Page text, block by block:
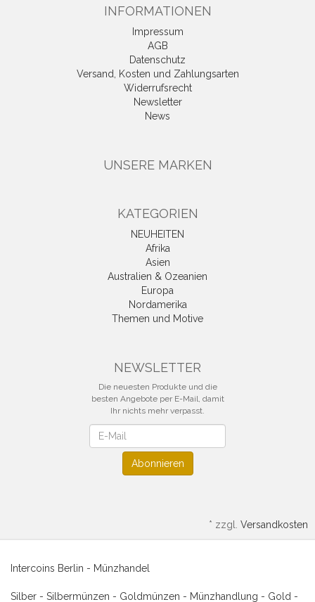
INFORMATIONEN
Impressum
AGB
Datenschutz
Versand, Kosten und Zahlungsarten
Widerrufsrecht
Newsletter
News
UNSERE MARKEN
KATEGORIEN
NEUHEITEN
Afrika
Asien
Australien & Ozeanien
Europa
Nordamerika
Themen und Motive
NEWSLETTER
Die neuesten Produkte und die
besten Angebote per E-Mail, damit
Ihr nichts mehr verpasst.
Abonnieren
* zzgl. Versandkosten
Intercoins Berlin - Münzhandel
Silber - Silbermünzen - Goldmünzen - Münzhandlung - Gold -